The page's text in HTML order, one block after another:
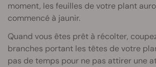
moment, les feuilles de votre plant
commencé à jaunir.
Quand vous êtes prêt à récolter,
branches portant les têtes de votre
pas de temps pour ne pas attirer une